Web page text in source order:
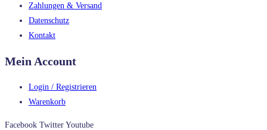
Zahlungen & Versand
Datenschutz
Kontakt
Mein Account
Login / Registrieren
Warenkorb
Facebook Twitter Youtube